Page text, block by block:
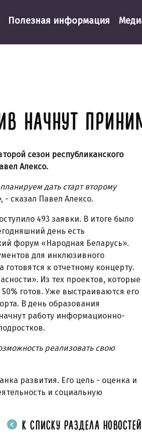
Полезная информация
НАЧНУТ
сезон республиканского
Алексо.
дать старт второму
, - сказал Павел Алексо.
493 заявки. В итоге было
день есть
форум «Народная Беларусь».
для инклюзивного
к отчетному концерту.
Из тех проектов, которые
готов. Уже выстраиваются его
В день образования
работу информационно-
реализовать свою
развития. Его цель - оценка и
и социальную
К СПИСКУ РАЗДЕЛА НОВОСТЕЙ